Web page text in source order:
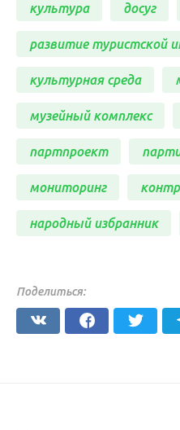
культура досуг
развитие туристской
культурная среда
музейный комплекс
партпроект
мониторинг
народный избранник
Поделиться: